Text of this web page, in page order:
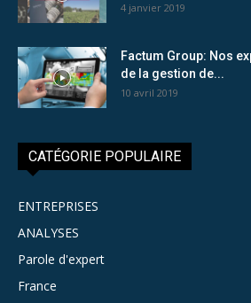
4 janvier 2019
Factum Group: Nos
de la gestion de...
10 avril 2019
CATÉGORIE POPULAIRE
ENTREPRISES
ANALYSES
Parole d'expert
France